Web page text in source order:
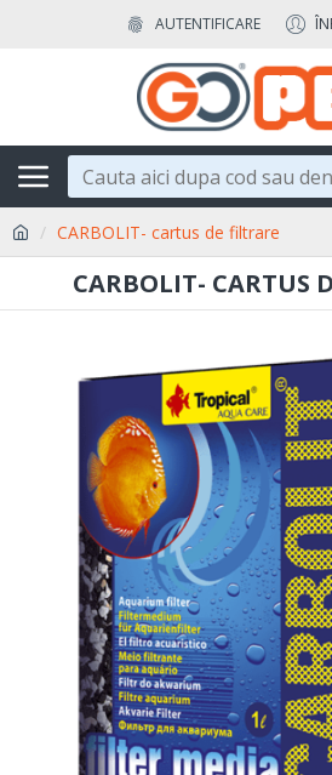
AUTENTIFICARE
CARBOLIT- cartus de filtrare
CARBOLIT- CARTUS